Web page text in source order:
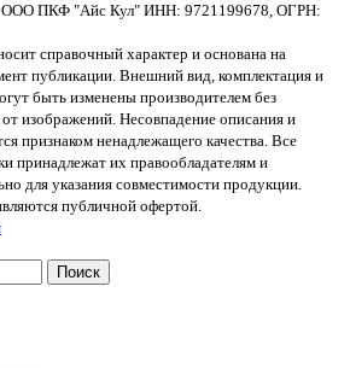
ООО ПКФ "Айс Кул" ИНН: 9721199678, ОГРН:
справочный характер и основана на
публикации. Внешний вид, комплектация и
быть изменены производителем без
изображений. Несовпадение описания и
признаком ненадлежащего качества. Все
принадлежат их правообладателям и
для указания совместимости продукции.
публичной офертой.
Поиск